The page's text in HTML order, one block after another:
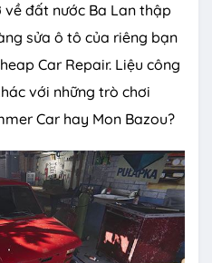
đất nước Ba Lan thập
sửa ô tô của riêng bạn
Car Repair. Liệu công
với những trò chơi
Car hay Mon Bazou?